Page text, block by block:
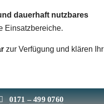
dauerhaft nutzbares
Einsatzbereiche.
zur Verfügung und klären Ihr
0171 – 499 0760